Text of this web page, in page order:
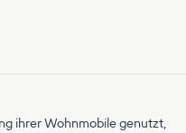
ihrer Wohnmobile genutzt,